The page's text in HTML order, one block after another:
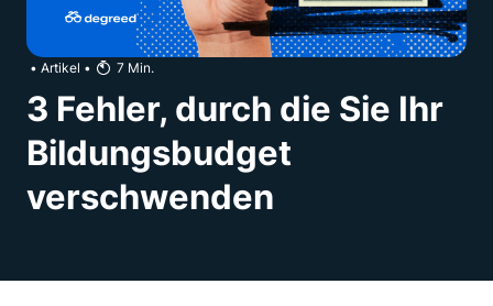
• Artikel • 7 Min.
3 Fehler, durch die Sie Ihr
Bildungsbudget
verschwenden